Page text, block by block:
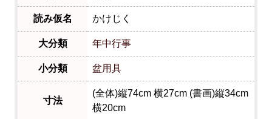
読み仮名 かけじく
大分類 年中行事
小分類 盆用具
寸法
(全体)縦74cm 横27cm (書画)縦34cm
横20cm